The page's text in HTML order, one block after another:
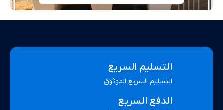
التسليم السريع
التسليم السريع الموثوق
الدفع السريع